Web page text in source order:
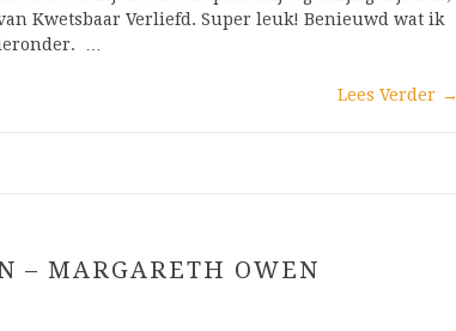
Kwetsbaar Verliefd. Super leuk! Benieuwd wat ik
…
Lees Verder →
– MARGARETH OWEN